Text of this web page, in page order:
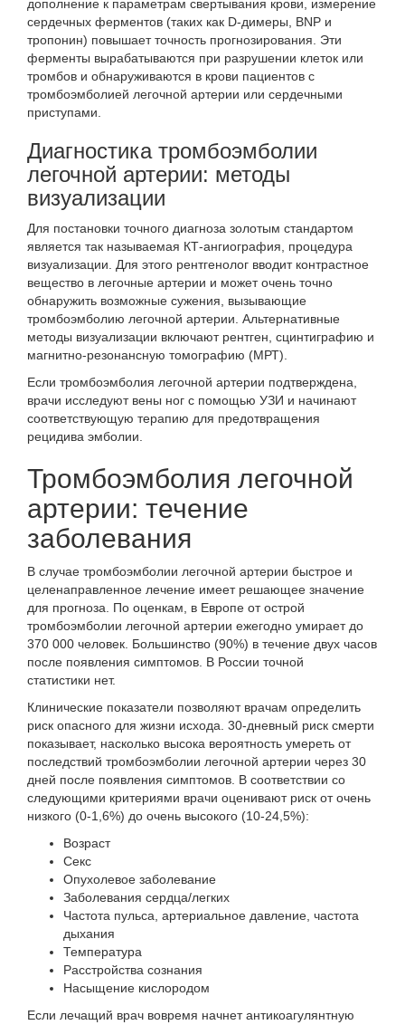
дополнение к параметрам свертывания крови, измерение
сердечных ферментов (таких как D-димеры, BNP и
тропонин) повышает точность прогнозирования. Эти
ферменты вырабатываются при разрушении клеток или
тромбов и обнаруживаются в крови пациентов с
тромбоэмболией легочной артерии или сердечными
приступами.
Диагностика тромбоэмболии
легочной артерии: методы
визуализации
Для постановки точного диагноза золотым стандартом
является так называемая КТ-ангиография , процедура
визуализации. Для этого рентгенолог вводит контрастное
вещество в легочные артерии и может очень точно
обнаружить возможные сужения, вызывающие
тромбоэмболию легочной артерии. Альтернативные
методы визуализации включают рентген, сцинтиграфию и
магнитно-резонансную томографию (МРТ).
Если тромбоэмболия легочной артерии подтверждена,
врачи исследуют вены ног с помощью УЗИ и начинают
соответствующую терапию для предотвращения
рецидива эмболии.
Тромбоэмболия легочной
артерии: течение
заболевания
В случае тромбоэмболии легочной артерии быстрое и
целенаправленное лечение имеет решающее значение
для прогноза. По оценкам, в Европе от острой
тромбоэмболии легочной артерии ежегодно умирает до
370 000 человек. Большинство (90%) в течение двух часов
после появления симптомов. В России точной
статистики нет.
Клинические показатели позволяют врачам определить
риск опасного для жизни исхода. 30-дневный риск смерти
показывает, насколько высока вероятность умереть от
последствий тромбоэмболии легочной артерии через 30
дней после появления симптомов. В соответствии со
следующими критериями врачи оценивают риск от очень
низкого (0-1,6%) до очень высокого (10-24,5%):
Возраст
Секс
Опухолевое заболевание
Заболевания сердца/легких
Частота пульса, артериальное давление, частота
дыхания
Температура
Расстройства сознания
Насыщение кислородом
Если лечащий врач вовремя начнет антикоагулянтную